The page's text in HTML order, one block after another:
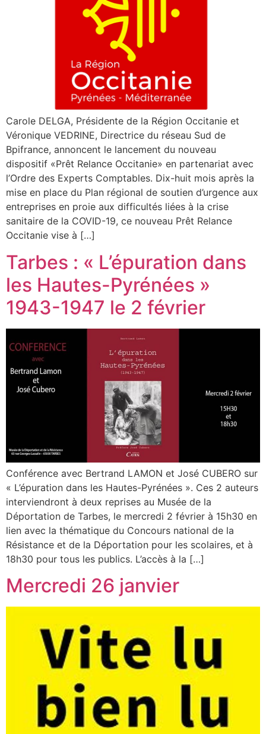
Carole DELGA, Présidente de la Région Occitanie et
Véronique VEDRINE, Directrice du réseau Sud de
Bpifrance, annoncent le lancement du nouveau
dispositif «Prêt Relance Occitanie» en partenariat avec
l’Ordre des Experts Comptables. Dix-huit mois après la
mise en place du Plan régional de soutien d’urgence aux
entreprises en proie aux difficultés liées à la crise
sanitaire de la COVID-19, ce nouveau Prêt Relance
Occitanie vise à […]
Tarbes : « L’épuration dans
les Hautes-Pyrénées »
1943-1947 le 2 février
Conférence avec Bertrand LAMON et José CUBERO sur
« L’épuration dans les Hautes-Pyrénées ». Ces 2 auteurs
interviendront à deux reprises au Musée de la
Déportation de Tarbes, le mercredi 2 février à 15h30 en
lien avec la thématique du Concours national de la
Résistance et de la Déportation pour les scolaires, et à
18h30 pour tous les publics. L’accès à la […]
Mercredi 26 janvier